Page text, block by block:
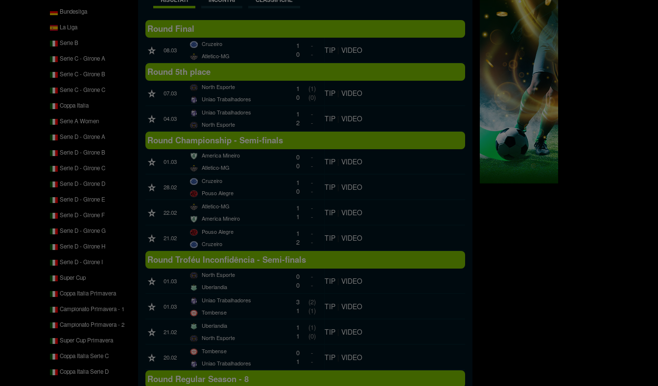
Bundesliga
La Liga
Serie B
Serie C - Girone A
Serie C - Girone B
Serie C - Girone C
Coppa Italia
Serie A Women
Serie D - Girone A
Serie D - Girone B
Serie D - Girone C
Serie D - Girone D
Serie D - Girone E
Serie D - Girone F
Serie D - Girone G
Serie D - Girone H
Serie D - Girone I
Super Cup
Coppa Italia Primavera
Campionato Primavera - 1
Campionato Primavera - 2
Super Cup Primavera
Coppa Italia Serie C
Coppa Italia Serie D
Round Final
08.03
Cruzeiro
Atletico-MG
1
0
-
-
TIP VIDEO
Round 5th place
07.03
North Esporte
Uniao Trabalhadores
1
0
(1)
(0)
TIP VIDEO
04.03
Uniao Trabalhadores
North Esporte
1
2
-
-
TIP VIDEO
Round Championship - Semi-finals
01.03
America Mineiro
Atletico-MG
0
0
-
-
TIP VIDEO
28.02
Cruzeiro
Pouso Alegre
1
0
-
-
TIP VIDEO
22.02
Atletico-MG
America Mineiro
1
1
-
-
TIP VIDEO
21.02
Pouso Alegre
Cruzeiro
1
2
-
-
TIP VIDEO
Round Troféu Inconfidência - Semi-finals
01.03
North Esporte
Uberlandia
0
0
-
-
TIP VIDEO
01.03
Uniao Trabalhadores
Tombense
3
1
(2)
(1)
TIP VIDEO
21.02
Uberlandia
North Esporte
1
1
(1)
(0)
TIP VIDEO
20.02
Tombense
Uniao Trabalhadores
0
1
-
-
TIP VIDEO
Round Regular Season - 8